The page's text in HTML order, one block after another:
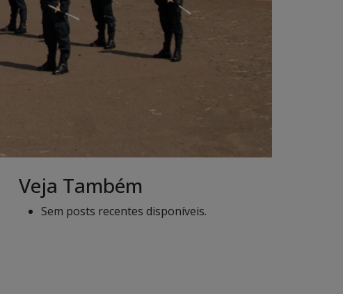
Veja Também
Sem posts recentes disponíveis.